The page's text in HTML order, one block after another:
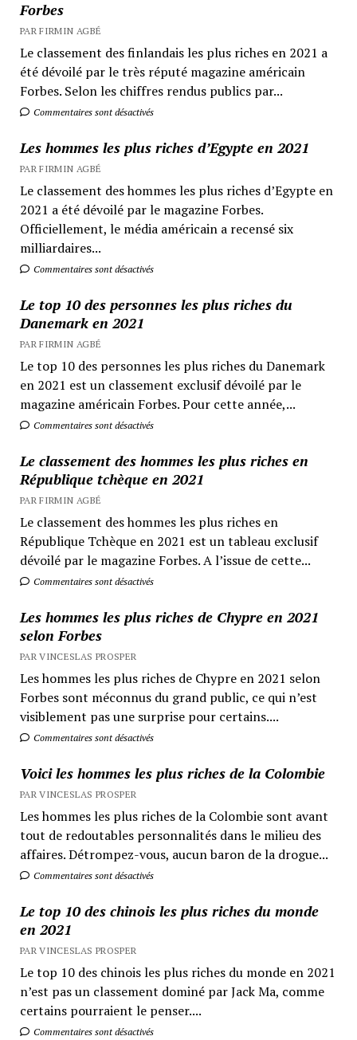
Forbes
PAR FIRMIN AGBÉ
Le classement des finlandais les plus riches en 2021 a
été dévoilé par le très réputé magazine américain
Forbes. Selon les chiffres rendus publics par...
Commentaires sont désactivés
Les hommes les plus riches d’Egypte en 2021
PAR FIRMIN AGBÉ
Le classement des hommes les plus riches d’Egypte en
2021 a été dévoilé par le magazine Forbes.
Officiellement, le média américain a recensé six
milliardaires...
Commentaires sont désactivés
Le top 10 des personnes les plus riches du
Danemark en 2021
PAR FIRMIN AGBÉ
Le top 10 des personnes les plus riches du Danemark
en 2021 est un classement exclusif dévoilé par le
magazine américain Forbes. Pour cette année,...
Commentaires sont désactivés
Le classement des hommes les plus riches en
République tchèque en 2021
PAR FIRMIN AGBÉ
Le classement des hommes les plus riches en
République Tchèque en 2021 est un tableau exclusif
dévoilé par le magazine Forbes. A l’issue de cette...
Commentaires sont désactivés
Les hommes les plus riches de Chypre en 2021
selon Forbes
PAR VINCESLAS PROSPER
Les hommes les plus riches de Chypre en 2021 selon
Forbes sont méconnus du grand public, ce qui n’est
visiblement pas une surprise pour certains....
Commentaires sont désactivés
Voici les hommes les plus riches de la Colombie
PAR VINCESLAS PROSPER
Les hommes les plus riches de la Colombie sont avant
tout de redoutables personnalités dans le milieu des
affaires. Détrompez-vous, aucun baron de la drogue...
Commentaires sont désactivés
Le top 10 des chinois les plus riches du monde
en 2021
PAR VINCESLAS PROSPER
Le top 10 des chinois les plus riches du monde en 2021
n’est pas un classement dominé par Jack Ma, comme
certains pourraient le penser....
Commentaires sont désactivés